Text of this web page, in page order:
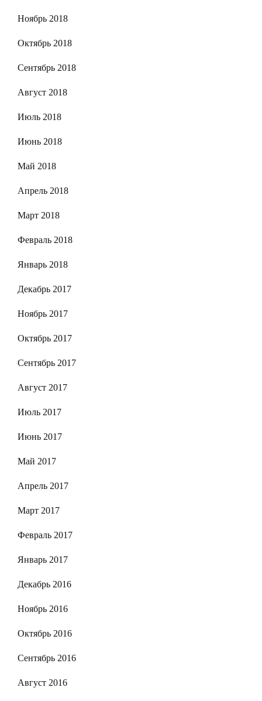
Ноябрь 2018
Октябрь 2018
Сентябрь 2018
Август 2018
Июль 2018
Июнь 2018
Май 2018
Апрель 2018
Март 2018
Февраль 2018
Январь 2018
Декабрь 2017
Ноябрь 2017
Октябрь 2017
Сентябрь 2017
Август 2017
Июль 2017
Июнь 2017
Май 2017
Апрель 2017
Март 2017
Февраль 2017
Январь 2017
Декабрь 2016
Ноябрь 2016
Октябрь 2016
Сентябрь 2016
Август 2016